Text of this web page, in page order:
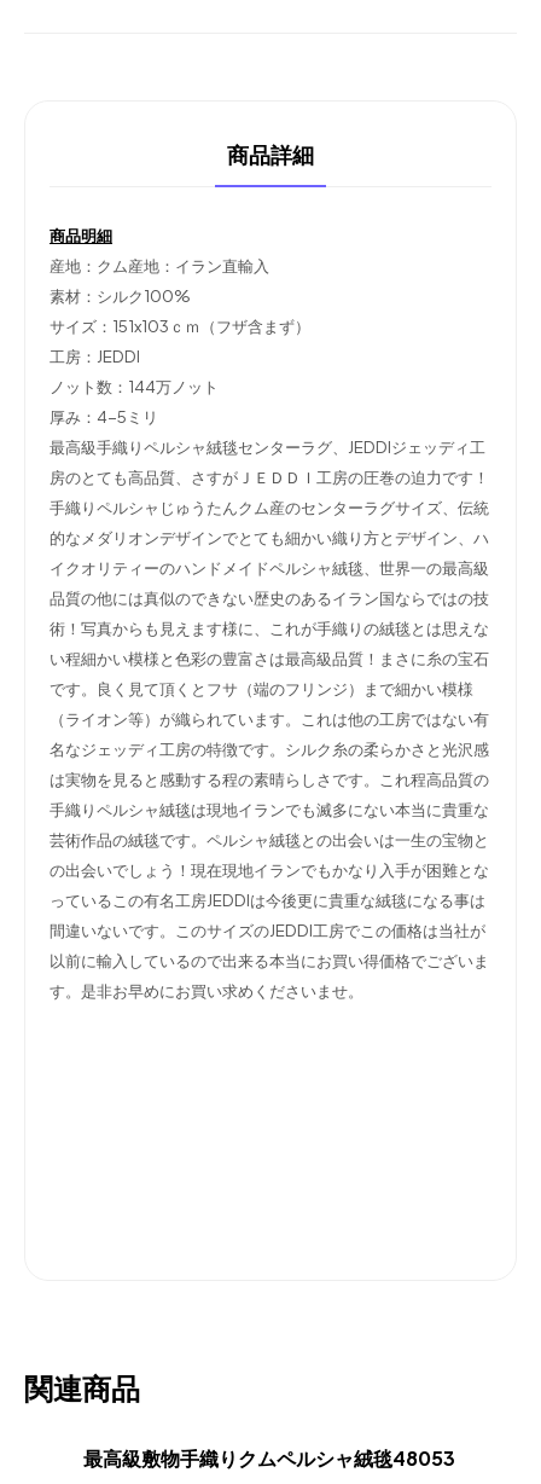
商品詳細
商品明細
産地：クム産地：イラン直輸入
素材：シルク100%
サイズ：151x103ｃｍ（フザ含まず）
工房：JEDDI
ノット数：144万ノット
厚み：4-5ミリ
最高級手織りペルシャ絨毯センターラグ、JEDDIジェッディ工
房のとても高品質、さすがＪＥＤＤＩ工房の圧巻の迫力です！
手織りペルシャじゅうたんクム産のセンターラグサイズ、伝統
的なメダリオンデザインでとても細かい織り方とデザイン、ハ
イクオリティーのハンドメイドペルシャ絨毯、世界一の最高級
品質の他には真似のできない歴史のあるイラン国ならではの技
術！写真からも見えます様に、これが手織りの絨毯とは思えな
い程細かい模様と色彩の豊富さは最高級品質！まさに糸の宝石
です。良く見て頂くとフサ（端のフリンジ）まで細かい模様
（ライオン等）が織られています。これは他の工房ではない有
名なジェッディ工房の特徴です。シルク糸の柔らかさと光沢感
は実物を見ると感動する程の素晴らしさです。これ程高品質の
手織りペルシャ絨毯は現地イランでも滅多にない本当に貴重な
芸術作品の絨毯です。ペルシャ絨毯との出会いは一生の宝物と
の出会いでしょう！現在現地イランでもかなり入手が困難とな
っているこの有名工房JEDDIは今後更に貴重な絨毯になる事は
間違いないです。このサイズのJEDDI工房でこの価格は当社が
以前に輸入しているので出来る本当にお買い得価格でございま
す。是非お早めにお買い求めくださいませ。
関連商品
最高級敷物手織りクムペルシャ絨毯48053